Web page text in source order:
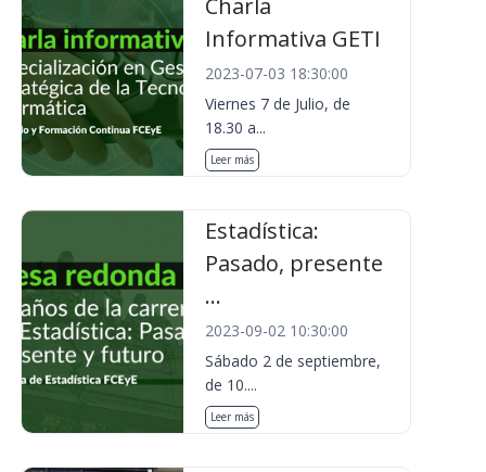
Charla
Informativa GETI
2023-07-03 18:30:00
Viernes 7 de Julio, de
18.30 a...
Leer más
Estadística:
Pasado, presente
...
2023-09-02 10:30:00
Sábado 2 de septiembre,
de 10....
Leer más